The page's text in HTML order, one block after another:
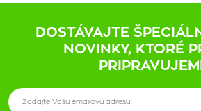
DOSTÁVAJTE
NOVINKY, KTORÉ